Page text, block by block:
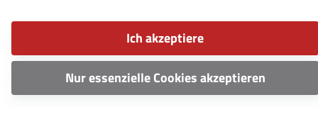
Ich akzeptiere
Nur essenzielle Cookies akzeptieren